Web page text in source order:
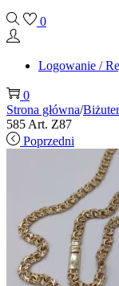
0
Logowanie /
0
Strona główna/
585 Art. Z87
Poprzedni